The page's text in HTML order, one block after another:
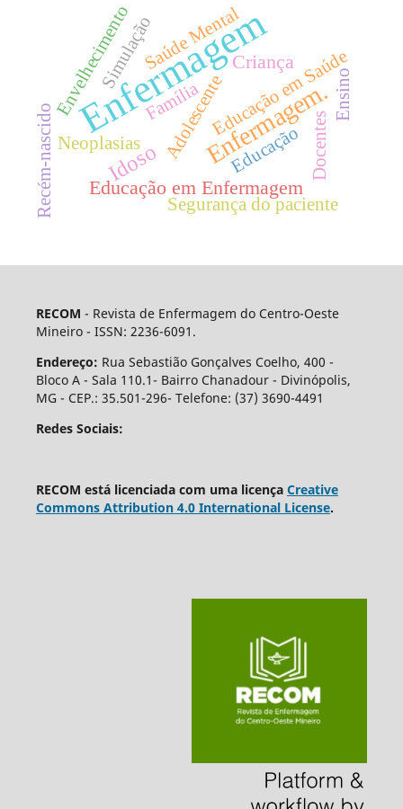
Enfermagem
Enfermagem.
Idoso
Criança
Educação em Enfermagem
Educação em Saúde
Envelhecimento Adolescente
Família Ensino
Segurança do paciente
Recém-nascido Neoplasias Docentes
Educação
Saúde Mental
Simulação
RECOM - Revista de Enfermagem do Centro-Oeste
Mineiro - ISSN: 2236-6091.
Endereço: Rua Sebastião Gonçalves Coelho, 400 -
Bloco A - Sala 110.1- Bairro Chanadour - Divinópolis,
MG - CEP.: 35.501-296- Telefone: (37) 3690-4491
Redes Sociais:
RECOM está licenciada com uma licença Creative
Commons Attribution 4.0 International License.